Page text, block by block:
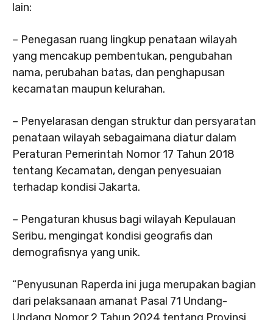
lain:
– Penegasan ruang lingkup penataan wilayah
yang mencakup pembentukan, pengubahan
nama, perubahan batas, dan penghapusan
kecamatan maupun kelurahan.
– Penyelarasan dengan struktur dan persyaratan
penataan wilayah sebagaimana diatur dalam
Peraturan Pemerintah Nomor 17 Tahun 2018
tentang Kecamatan, dengan penyesuaian
terhadap kondisi Jakarta.
– Pengaturan khusus bagi wilayah Kepulauan
Seribu, mengingat kondisi geografis dan
demografisnya yang unik.
“Penyusunan Raperda ini juga merupakan bagian
dari pelaksanaan amanat Pasal 71 Undang-